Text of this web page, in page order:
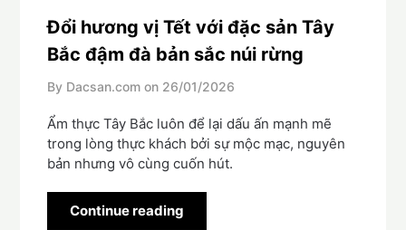
Đổi hương vị Tết với đặc sản Tây
Bắc đậm đà bản sắc núi rừng
By Dacsan.com on 26/01/2026
Ẩm thực Tây Bắc luôn để lại dấu ấn mạnh mẽ
trong lòng thực khách bởi sự mộc mạc, nguyên
bản nhưng vô cùng cuốn hút.
Continue reading